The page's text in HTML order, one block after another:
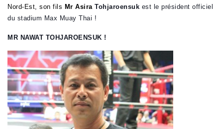
Nord-Est, son fils Mr Asira Tohjaroensuk est le président officiel
du stadium Max Muay Thai !
MR NAWAT TOHJAROENSUK !